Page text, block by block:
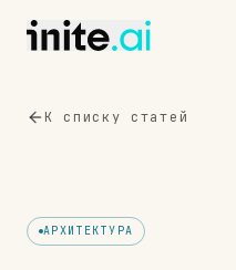
К списку статей
АРХИТЕКТУРА